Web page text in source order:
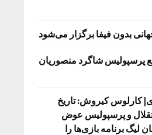
بدون فیفا برگزار می‌شود
پرسپولیس شاگرد منصوریان
کارلوس کیروش: تاریخ
و پرسپولیس عوض
لیگ برنامه بازی‌ها را